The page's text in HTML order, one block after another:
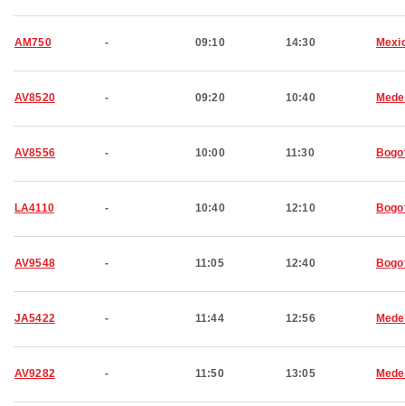
AM750 - 09:10 14:30
AV8520 - 09:20 10:40
AV8556 - 10:00 11:30
LA4110 - 10:40 12:10
AV9548 - 11:05 12:40
JA5422 - 11:44 12:56
AV9282 - 11:50 13:05